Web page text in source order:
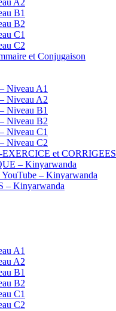
A2
B1
B2
C1
C2
et Conjugaison
Niveau A1
Niveau A2
Niveau B1
Niveau B2
Niveau C1
Niveau C2
EXERCICE et CORRIGEES
– Kinyarwanda
– Kinyarwanda
– Kinyarwanda
A1
A2
B1
B2
C1
C2